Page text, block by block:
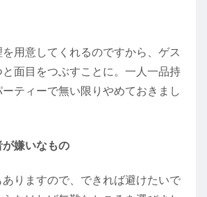
用意してくれるのですから、ゲス
と面目をつぶすことに。一人一品持
ティーで無い限りやめておきまし
が嫌いなもの
りますので、できれば避けたいで